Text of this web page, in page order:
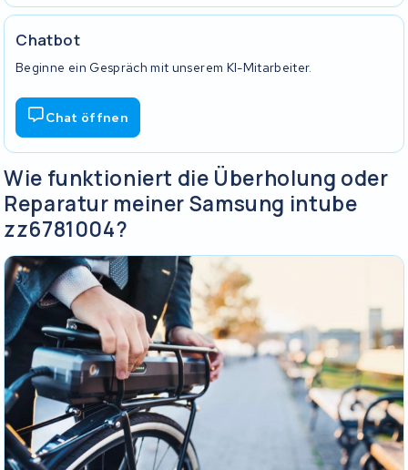
Chatbot
Beginne ein Gespräch mit unserem KI-Mitarbeiter.
Chat öffnen
Wie funktioniert die Überholung oder
Reparatur meiner Samsung intube
zz6781004?